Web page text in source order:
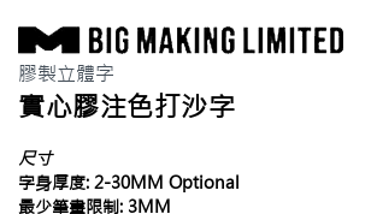
膠製立體字
實心膠注色打沙字
尺寸
字身厚度: 2-30MM Optional
最少筆畫限制: 3MM